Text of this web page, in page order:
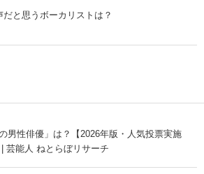
と思うボーカリストは？
男性俳優」は？【2026年版・人気投票実施
芸能人 ねとらぼリサーチ